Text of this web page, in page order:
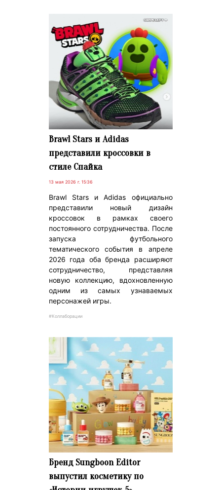
Brawl Stars и Adidas
представили кроссовки в
стиле Спайка
13 мая 2026 г. 15:36
Brawl Stars и Adidas официально
представили новый дизайн
кроссовок в рамках своего
постоянного сотрудничества. После
запуска футбольного
тематического события в апреле
2026 года оба бренда расширяют
сотрудничество, представляя
новую коллекцию, вдохновленную
одним из самых узнаваемых
персонажей игры.
#Коллаборации
Бренд Sungboon Editor
выпустил косметику по